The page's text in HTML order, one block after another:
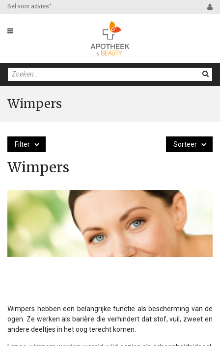
Bel voor advies *
Wimpers
Filter Sorteer
Wimpers
Wimpers hebben een belangrijke functie als bescherming van de
ogen. Ze werken als barière die verhindert dat stof, vuil, zweet en
andere deeltjes in het oog terecht komen.